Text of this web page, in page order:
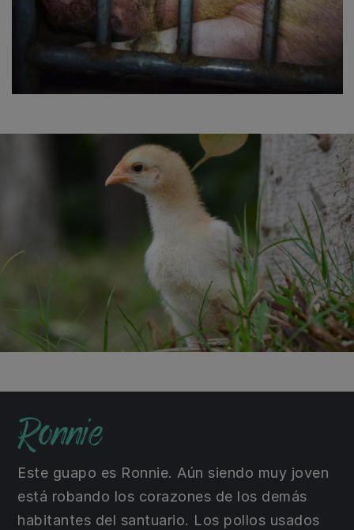
Ronnie
Este guapo es Ronnie. Aún siendo muy joven
está robando los corazones de los demás
habitantes del santuario. Los pollos usados